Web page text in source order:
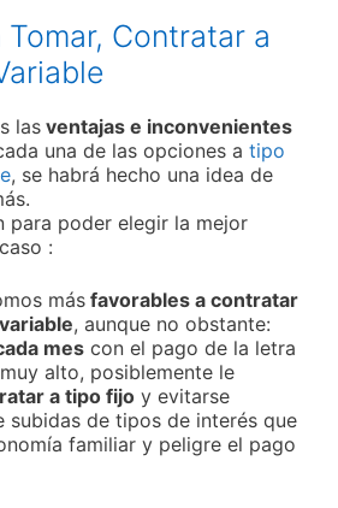
Contratar a
las ventajas e inconvenientes
una de las opciones a tipo
, se habrá hecho una idea de
para poder elegir la mejor
:
más favorables a contratar
, aunque no obstante:
mes con el pago de la letra
alto, posiblemente le
a tipo fijo y evitarse
subidas de tipos de interés que
familiar y peligre el pago